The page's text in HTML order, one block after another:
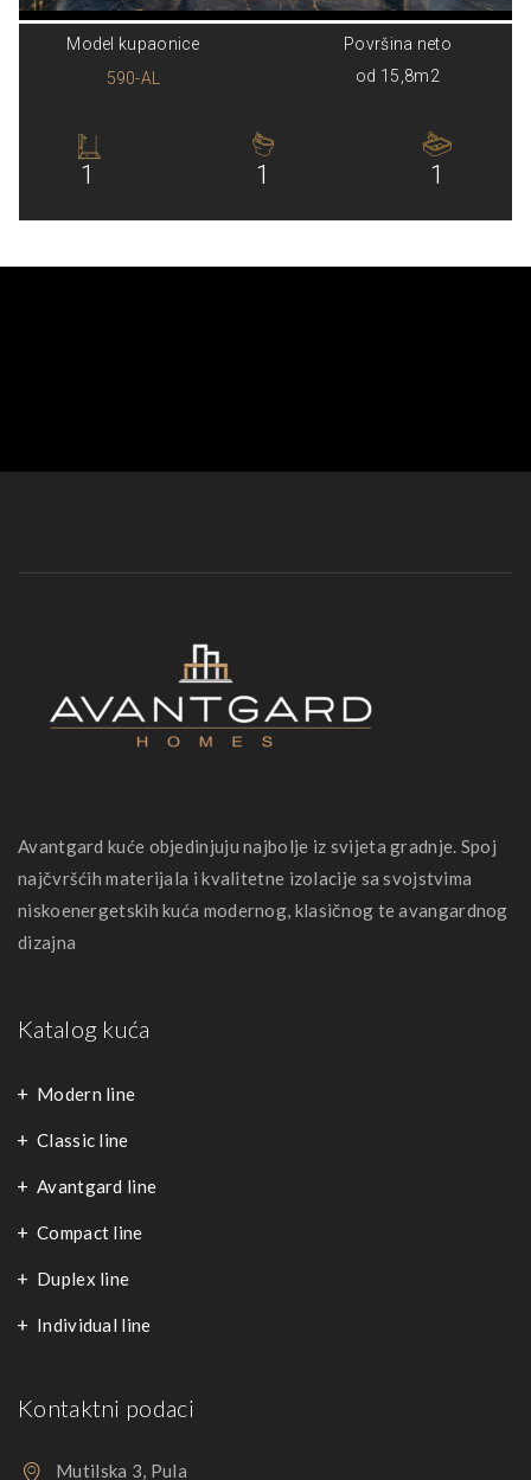
Model kupaonice
590-AL
Površina neto
od 15,8m2
1 1 1
Avantgard kuće objedinjuju najbolje iz svijeta gradnje. Spoj
najčvršćih materijala i kvalitetne izolacije sa svojstvima
niskoenergetskih kuća modernog, klasičnog te avangardnog
dizajna
Katalog kuća
Modern line
Classic line
Avantgard line
Compact line
Duplex line
Individual line
Kontaktni podaci
Mutilska 3, Pula